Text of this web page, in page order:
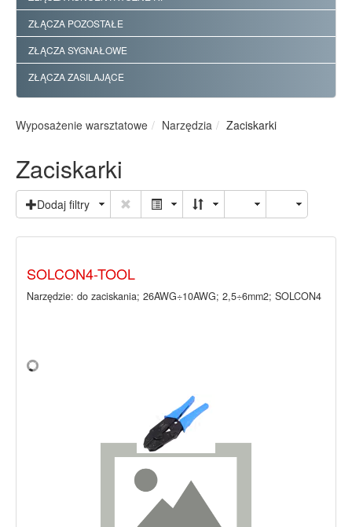
ZŁĄCZA POZOSTAŁE
ZŁĄCZA SYGNAŁOWE
ZŁĄCZA ZASILAJĄCE
Wyposażenie warsztatowe Narzędzia Zaciskarki
Zaciskarki
Dodaj filtry
SOLCON4-TOOL
Narzędzie: do zaciskania; 26AWG÷10AWG; 2,5÷6mm2; SOLCON4